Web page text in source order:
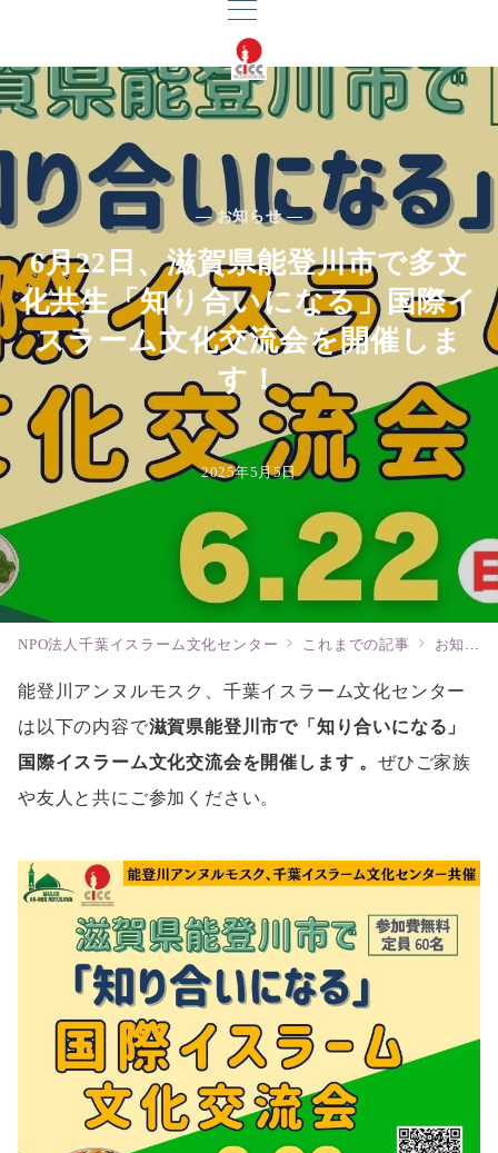
— お知らせ —
6月22日、滋賀県能登川市で多文
化共生「知り合いになる」国際イ
スラーム文化交流会を開催しま
す！
2025年5月5日
NPO法人千葉イスラーム文化センター これまでの記事 お知らせ
能登川アンヌルモスク、千葉イスラーム文化センター
は以下の内容で滋賀県能登川市で「知り合いになる」
国際イスラーム文化交流会を開催します 。ぜひご家族
や友人と共にご参加ください。